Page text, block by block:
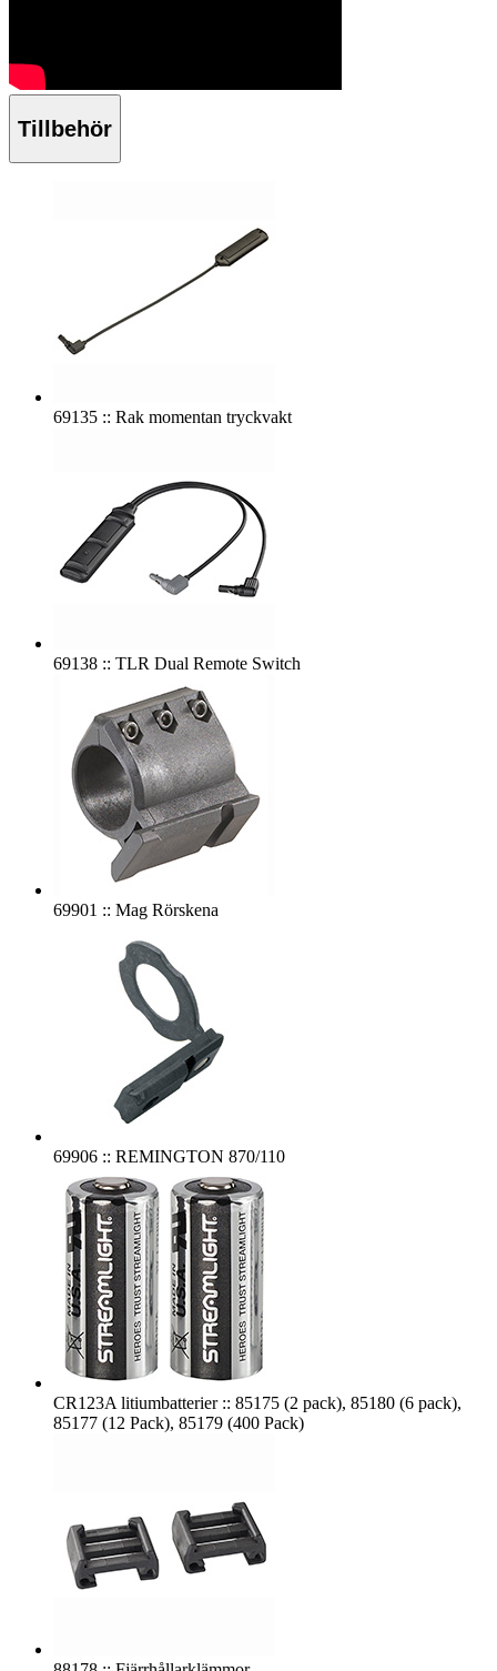
Tillbehör
69135 :: Rak momentan tryckvakt
69138 :: TLR Dual Remote Switch
69901 :: Mag Rörskena
69906 :: REMINGTON 870/110
CR123A litiumbatterier :: 85175 (2 pack), 85180 (6 pack),
85177 (12 Pack), 85179 (400 Pack)